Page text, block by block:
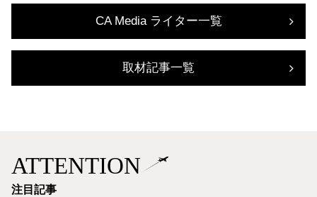
CA Media ライター一覧
取材記事一覧
ATTENTION
注目記事